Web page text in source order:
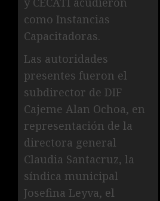
como Instancias
Capacitadoras.
Las autoridades
presentes fueron el
subdirector de DIF
Cajeme Alan Ochoa, en
representación de la
directora general
Claudia Santacruz, la
síndica municipal
Josefina Leyva, el